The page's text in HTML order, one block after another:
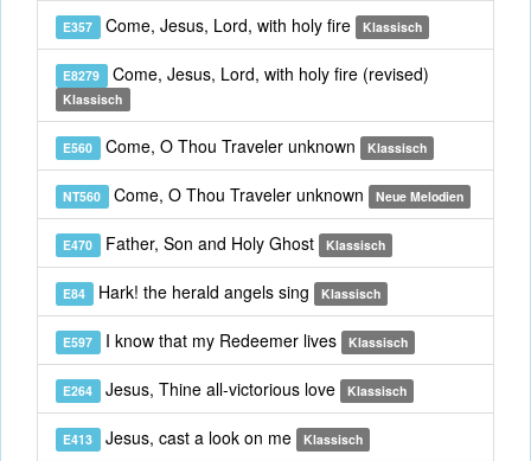
E357 Come, Jesus, Lord, with holy fire Klassisch
E8279 Come, Jesus, Lord, with holy fire (revised)
Klassisch
E560 Come, O Thou Traveler unknown Klassisch
NT560 Come, O Thou Traveler unknown Neue Melodien
E470 Father, Son and Holy Ghost Klassisch
E84 Hark! the herald angels sing Klassisch
E597 I know that my Redeemer lives Klassisch
E264 Jesus, Thine all-victorious love Klassisch
E413 Jesus, cast a look on me Klassisch